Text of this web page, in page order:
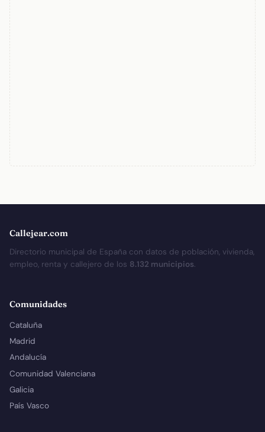
Callejear.com
Directorio municipal de España con datos de población, vivienda,
empleo, renta y callejero de los 8.132 municipios.
Comunidades
Cataluña
Madrid
Andalucía
Comunidad Valenciana
Galicia
País Vasco